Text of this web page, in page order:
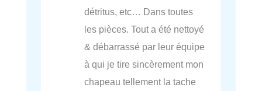
détritus, etc… Dans toutes
les pièces. Tout a été nettoyé
& débarrassé par leur équipe
à qui je tire sincèrement mon
chapeau tellement la tache